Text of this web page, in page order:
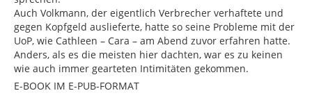
Auch Volkmann, der eigentlich Verbrecher verhaftete und
gegen Kopfgeld auslieferte, hatte so seine Probleme mit der
UoP, wie Cathleen – Cara – am Abend zuvor erfahren hatte.
Anders, als es die meisten hier dachten, war es zu keinen
wie auch immer gearteten Intimitäten gekommen.
E-BOOK IM E-PUB-FORMAT